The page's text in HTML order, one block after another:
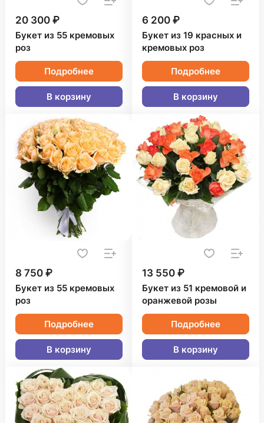
20 300 ₽
Букет из 55 кремовых
роз
Подробнее
В корзину
6 200 ₽
Букет из 19 красных и
кремовых роз
Подробнее
В корзину
8 750 ₽
Букет из 55 кремовых
роз
Подробнее
В корзину
13 550 ₽
Букет из 51 кремовой и
оранжевой розы
Подробнее
В корзину